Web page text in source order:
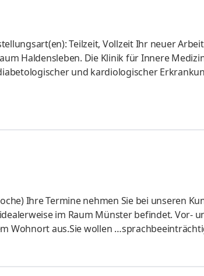
Teilzeit, Vollzeit Ihr neuer
Haldensleben. Die Klinik für Innere
und kardiologischer
sind
Kliniken können im Bereich Neurologie
werden.
Ihre Termine nehmen Sie bei unseren
im Raum Münster befindet. Vor-
Wohnort aus.Sie wollen
familiären Teams sein?Menschen auf
Mitglied der Smartbox-Gruppe. Wir
am Leben teilzuhaben und